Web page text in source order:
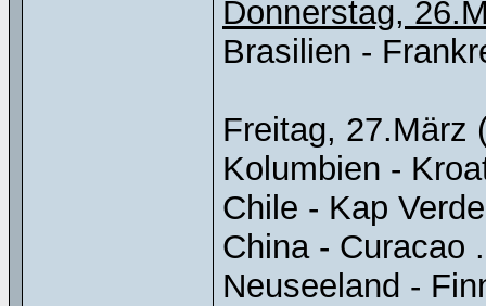
Donnerstag,
Brasilien -
Freitag, 27.März
Kolumbien -
Chile - Kap
China - Curacao
Neuseeland -